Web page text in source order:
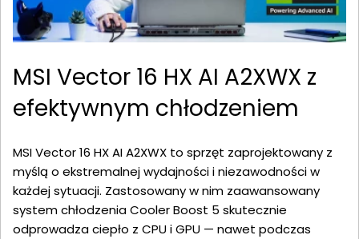
MSI Vector 16 HX AI A2XWX z
efektywnym chłodzeniem
MSI Vector 16 HX AI A2XWX to sprzęt zaprojektowany z
myślą o ekstremalnej wydajności i niezawodności w
każdej sytuacji. Zastosowany w nim zaawansowany
system chłodzenia Cooler Boost 5 skutecznie
odprowadza ciepło z CPU i GPU — nawet podczas